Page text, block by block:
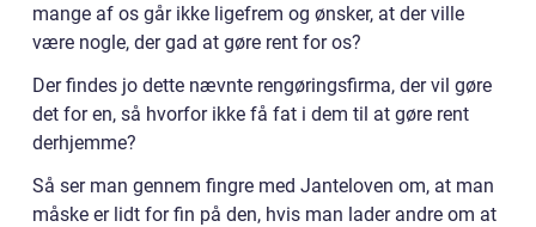
mange af os går ikke ligefrem og ønsker, at der ville
være nogle, der gad at gøre rent for os?
Der findes jo dette nævnte rengøringsfirma, der vil gøre
det for en, så hvorfor ikke få fat i dem til at gøre rent
derhjemme?
Så ser man gennem fingre med Janteloven om, at man
måske er lidt for fin på den, hvis man lader andre om at